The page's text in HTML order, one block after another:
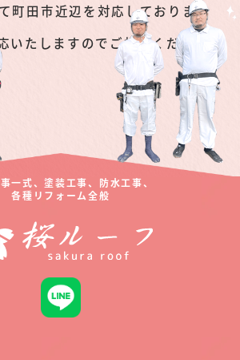
町田市近辺を対応しておりま
いたしますのでご相談くださ
一式、塗装工事、防水工事、
各種リフォーム全般